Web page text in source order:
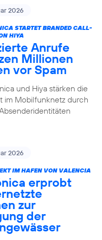
2026
STARTET BRANDED CALL-
HIYA
Anrufe
Millionen
vor Spam
und Hiya stärken die
im Mobilfunknetz durch
2026
IM HAFEN VON VALENCIA
erprobt
zur
der